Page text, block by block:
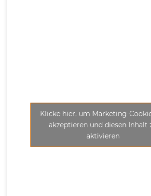
Klicke hier, um Marketing-
akzeptieren und diesen Inhalt
aktivieren